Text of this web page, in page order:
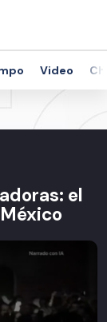
Video
el